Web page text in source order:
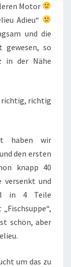
Motor
Adieu“
und die
gewesen, so
in der Nähe
richtig, richtig
haben wir
den ersten
knapp 40
versenkt und
in 4 Teile
schön, aber
um das zu